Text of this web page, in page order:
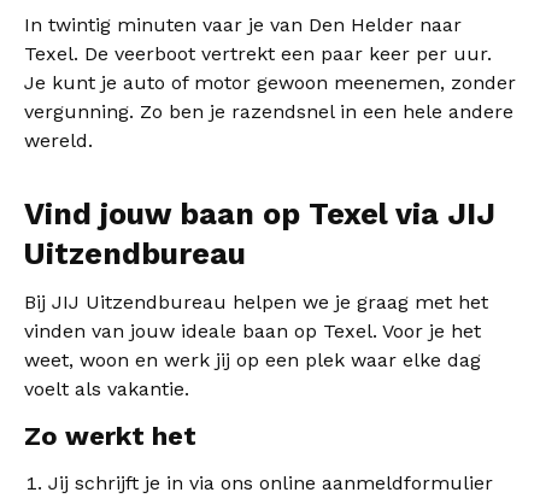
In twintig minuten vaar je van Den Helder naar
Texel. De veerboot vertrekt een paar keer per uur.
Je kunt je auto of motor gewoon meenemen, zonder
vergunning. Zo ben je razendsnel in een hele andere
wereld.
Vind jouw baan op Texel via JIJ
Uitzendbureau
Bij JIJ Uitzendbureau helpen we je graag met het
vinden van jouw ideale baan op Texel. Voor je het
weet, woon en werk jij op een plek waar elke dag
voelt als vakantie.
Zo werkt het
Jij schrijft je in via ons online aanmeldformulier